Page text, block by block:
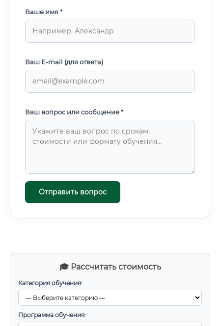
🎓 Рассчитать стоимость
Категория обучения:
Программа обучения:
Ваше имя *
Ваш E-mail (для ответа)
Ваш вопрос или сообщение *
Отправить вопрос